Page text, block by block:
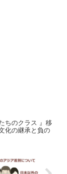
ちのクラス 』移
化の継承と負の